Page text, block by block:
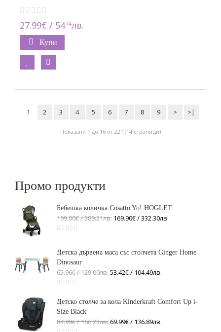
27.99€ / 5474лв.
Купи
1 2 3 4 5 6 7 8 9 > >|
Показани 1 до 16 от 221 (14 страници)
Промо продукти
Бебешка количка Cosatto Yo! HOGLET
199.00€ / 389.21лв. 169.90€ / 332.30лв.
Детска дървена маса със столчета Ginger Home
Dinosaur
65.96€ / 129.00лв.53.42€ / 104.49лв.
Детско столче за кола Kinderkraft Comfort Up i-
Size Black
84.99€ / 166.23лв.69.99€ / 136.89лв.